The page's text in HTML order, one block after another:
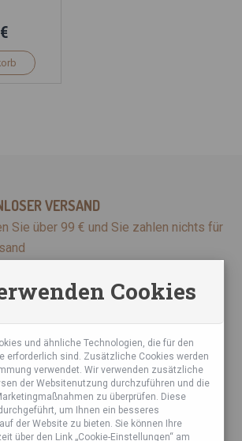
VERSAND
Sie über 99 € und Sie zahlen nichts für
über uns geschrieben
ESHOP
SSL-Zertifikat und DSGVO.
Cookies
und ähnliche Technologien, die für den
erforderlich sind. Zusätzliche Cookies werden
verwendet. Wir verwenden zusätzliche
der Websitenutzung durchzuführen und die
zu überprüfen. Diese
um Ihnen ein besseres
der Website zu bieten. Sie können Ihre
über den Link „Cookie-Einstellungen“ am